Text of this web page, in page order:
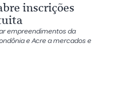
inscrições
empreendimentos da
e Acre a mercados e